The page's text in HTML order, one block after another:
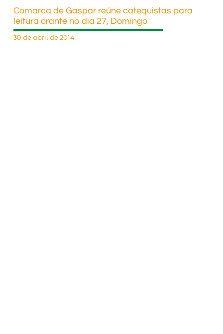
Comarca de Gaspar reúne catequistas para
leitura orante no dia 27, Domingo
30 de abril de 2014